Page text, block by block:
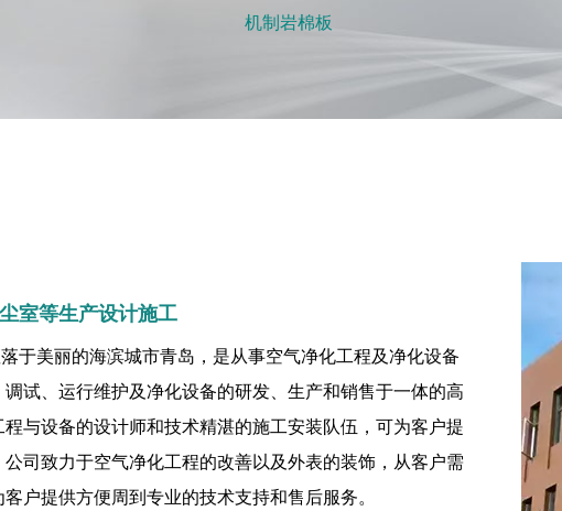
机制岩棉板
室等生产设计施工
于美丽的海滨城市青岛，是从事空气净化工程及净化设备
试、运行维护及净化设备的研发、生产和销售于一体的高
与设备的设计师和技术精湛的施工安装队伍，可为客户提
司致力于空气净化工程的改善以及外表的装饰，从客户需
户提供方便周到专业的技术支持和售后服务。